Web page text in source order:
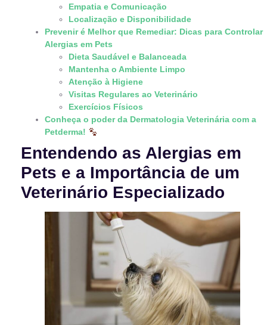
Empatia e Comunicação
Localização e Disponibilidade
Prevenir é Melhor que Remediar: Dicas para Controlar
Alergias em Pets
Dieta Saudável e Balanceada
Mantenha o Ambiente Limpo
Atenção à Higiene
Visitas Regulares ao Veterinário
Exercícios Físicos
Conheça o poder da Dermatologia Veterinária com a
Petderma!
Entendendo as Alergias em
Pets e a Importância de um
Veterinário Especializado